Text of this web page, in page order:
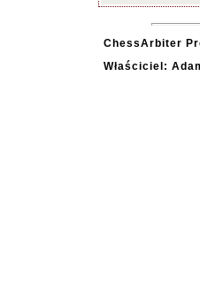
ChessArbiter
Właściciel: